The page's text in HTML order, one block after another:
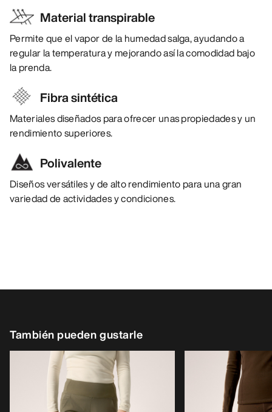
Material transpirable
Permite que el vapor de la humedad salga, ayudando a
regular la temperatura y mejorando así la comodidad bajo
la prenda.
Fibra sintética
Materiales diseñados para ofrecer unas propiedades y un
rendimiento superiores.
Polivalente
Diseños versátiles y de alto rendimiento para una gran
variedad de actividades y condiciones.
También pueden gustarle